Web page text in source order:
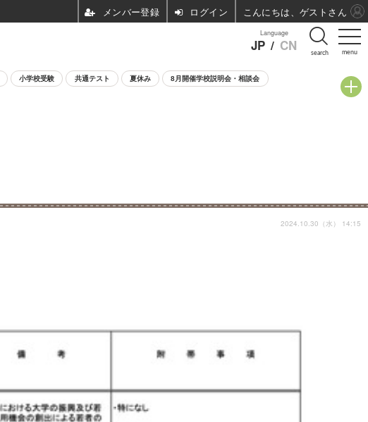
menu
Language
JP / CN search
小学校受験 共通テスト 夏休み 8月開催学校説明会・相談会
2024.10.30（水） 14:15
ログイン こんにちは、ゲストさん